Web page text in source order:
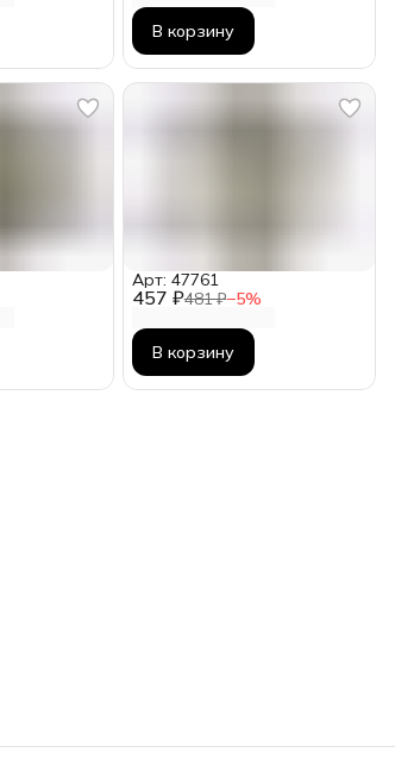
В корзину
457 ₽481 ₽−5%
Арт: 47761
В корзину